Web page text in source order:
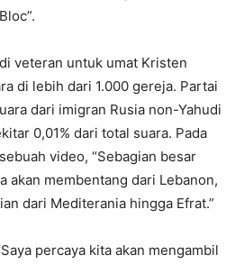
veteran untuk umat Kristen
di lebih dari 1.000 gereja. Partai
dari imigran Rusia non-Yahudi
0,01% dari total suara. Pada
video, “Sebagian besar
akan membentang dari Lebanon,
dari Mediterania hingga Efrat.”
percaya kita akan mengambil